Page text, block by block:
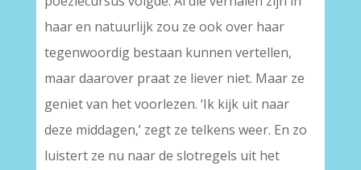
haar en natuurlijk zou ze ook over haar
tegenwoordig bestaan kunnen vertellen,
maar daarover praat ze liever niet. Maar ze
geniet van het voorlezen. ‘Ik kijk uit naar
deze middagen,’ zegt ze telkens weer. En zo
luistert ze nu naar de slotregels uit het